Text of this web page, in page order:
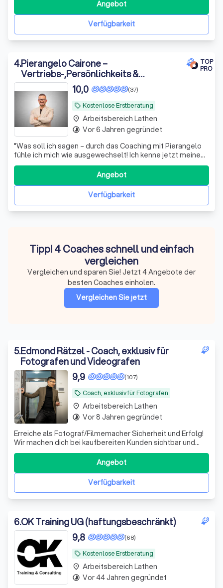
European Certificate for Psychotherapy (EAP), Coach
Supervisor (ESIA) und Trainer mit über 3
Verfügbarkeit
Angebot
4.Pierangelo Cairone –
Vertriebs-,Persönlichkeits &
Karrierecoaching für Menschen, die
sich beruflich oder persönlich
festgefahren fühlen
TOP
PRO
local_offer Kostenlose Erstberatung
(37)
10,0
"Was soll ich sagen – durch das Coaching mit Pierangelo
fühle ich mich wie ausgewechselt! Ich kenne jetzt meine
Aufgabe im Leben und meine Ziele. Vor allem weiß ich, wie
ich sie erreichen kann und welchen Weg ich Schritt für
Schritt gehen darf. Vielen Dank! Hätte ich Pierangelo doch
nur früher kennengelernt."
Verfügbarkeit
Angebot
place Arbeitsbereich Lathen
timelapse Vor 6 Jahren gegründet
Tipp! 4 Coaches schnell und einfach
vergleichen
Vergleichen und sparen Sie! Jetzt 4 Angebote der
besten Coaches einholen.
Vergleichen Sie jetzt
5.Edmond Rätzel - Coach, exklusiv für
Fotografen und Videografen
local_offer Coach, exklusiv für Fotografen
(107)
9,9
Erreiche als Fotograf/Filmemacher Sicherheit und Erfolg!
Wir machen dich bei kaufbereiten Kunden sichtbar und
helfen, deine Projekte und Umsätze zu steigern.
Verfügbarkeit
Angebot
place Arbeitsbereich Lathen
timelapse Vor 8 Jahren gegründet
6.OK Training UG (haftungsbeschränkt)
local_offer Kostenlose Erstberatung
(68)
9,8
place Arbeitsbereich Lathen
timelapse Vor 44 Jahren gegründet